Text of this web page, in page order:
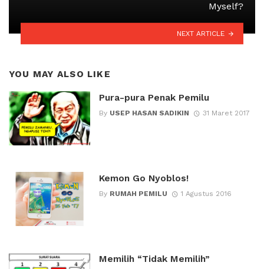
Myself?
NEXT ARTICLE
YOU MAY ALSO LIKE
Pura-pura Penak Pemilu
By USEP HASAN SADIKIN 31 Maret 2017
Kemon Go Nyoblos!
By RUMAH PEMILU 1 Agustus 2016
Memilih “Tidak Memilih”